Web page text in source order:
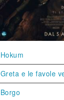
Hokum
Greta e le favole
Borgo